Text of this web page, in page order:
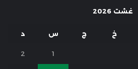
غشت 2026
خ ج س د
1
2